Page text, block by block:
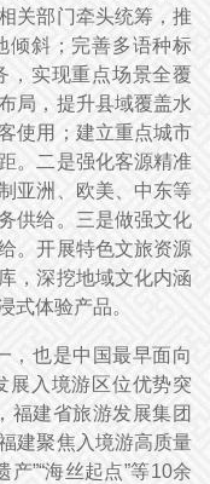
关部门牵头统筹，推
倾斜；完善多语种标
，实现重点场景全覆
局，提升县域覆盖水
使用；建立重点城市
。二是强化客源精准
亚洲、欧美、中东等
供给。三是做强文化
。开展特色文旅资源
，深挖地域文化内涵
式体验产品。
，也是中国最早面向
展入境游区位优势突
福建省旅游发展集团
建聚焦入境游高质量
”“海丝起点”等10余